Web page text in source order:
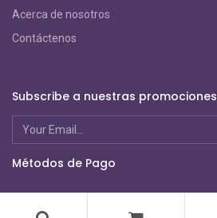
Acerca de nosotros
Contáctenos
Subscribe a nuestras promociones
Métodos de Pago